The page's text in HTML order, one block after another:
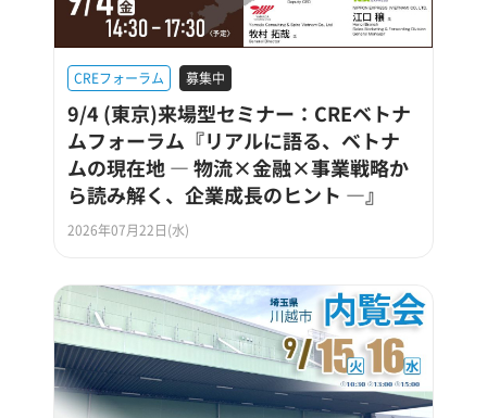
CREフォーラム 募集中
9/4 (東京)来場型セミナー：CREベトナ
ムフォーラム『リアルに語る、ベトナ
ムの現在地 ― 物流×金融×事業戦略か
ら読み解く、企業成長のヒント ―』
2026年07月22日(水)